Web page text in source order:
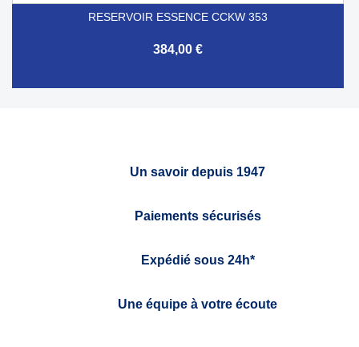
RESERVOIR ESSENCE CCKW 353
384,00 €
Un savoir depuis 1947
Paiements sécurisés
Expédié sous 24h*
Une équipe à votre écoute